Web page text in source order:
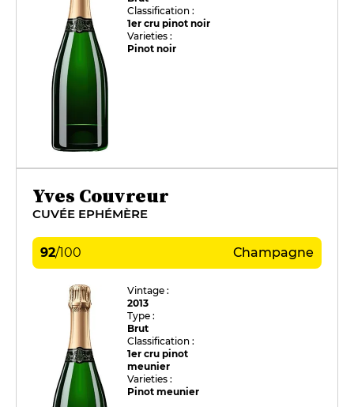
Classification :
1er cru pinot noir
Varieties :
Pinot noir
Yves Couvreur
CUVÉE EPHÉMÈRE
92/100 Champagne
Vintage :
2013
Type :
Brut
Classification :
1er cru pinot
meunier
Varieties :
Pinot meunier